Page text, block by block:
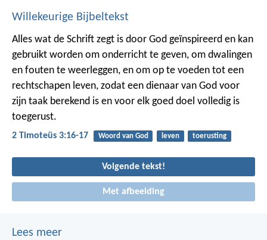
Willekeurige Bijbeltekst
Alles wat de Schrift zegt is door God geïnspireerd en kan
gebruikt worden om onderricht te geven, om dwalingen
en fouten te weerleggen, en om op te voeden tot een
rechtschapen leven, zodat een dienaar van God voor
zijn taak berekend is en voor elk goed doel volledig is
toegerust.
2 Timoteüs 3:16-17 Woord van God leven toerusting
Volgende tekst!
Met afbeelding
Lees meer